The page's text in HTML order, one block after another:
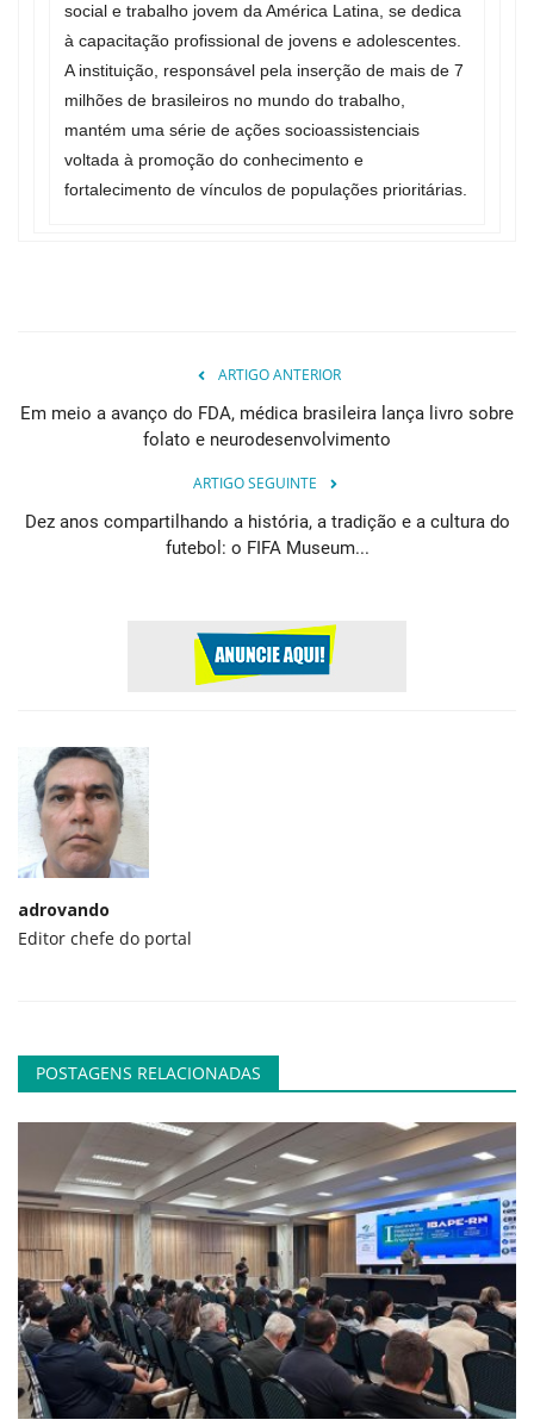
social e trabalho jovem da América Latina, se dedica
à capacitação profissional de jovens e adolescentes.
A instituição, responsável pela inserção de mais de 7
milhões de brasileiros no mundo do trabalho,
mantém uma série de ações socioassistenciais
voltada à promoção do conhecimento e
fortalecimento de vínculos de populações prioritárias.
ARTIGO ANTERIOR
Em meio a avanço do FDA, médica brasileira lança livro sobre
folato e neurodesenvolvimento
ARTIGO SEGUINTE
Dez anos compartilhando a história, a tradição e a cultura do
futebol: o FIFA Museum...
adrovando
Editor chefe do portal
POSTAGENS RELACIONADAS